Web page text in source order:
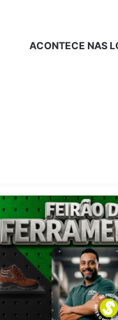
ACONTECE NAS